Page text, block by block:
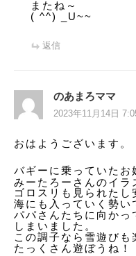
またね～
( ^^) _U~~
返信
のあまろママ
2023年11月14日
おはようございます。
バギーに乗っていたお
みーたろーさんのイラ
ゴロスリも見られたし
海にも入っていく勢い
パパさんたちに向かっ
しまいました。
この調子なら雪遊びも
たっくさん遊ぼうね！